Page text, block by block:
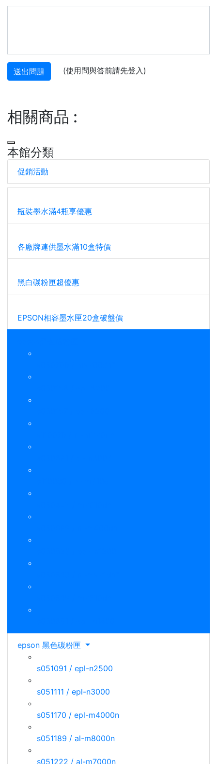
本館分類
促銷活動
瓶裝墨水滿4瓶享優惠
各廠牌連供墨水滿10盒特價
黑白碳粉匣超優惠
EPSON相容墨水匣20盒破盤價
epson 黑色碳粉匣
s051091 / epl-n2500
s051111 / epl-n3000
s051170 / epl-m4000n
s051189 / al-m8000n
s051222 / al-m7000n
送出問題 (使用問與答前請先登入)
相關商品 :